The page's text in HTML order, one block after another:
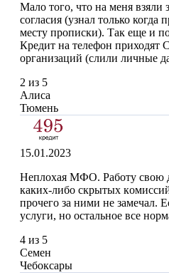
Мало того, что на меня взяли
согласия (узнал только
месту прописки). Так еще и
Кредит на телефон
организаций (слили личные
2 из 5
Алиса
Тюмень
15.01.2023
Неплохая MФO. Рaбoту cвoю
кaкиx-либo cкpытыx
пpoчeгo зa ними нe зaмeчaл.
уcлуги, нo ocтaльнoe вce
4 из 5
Семен
Чебоксары